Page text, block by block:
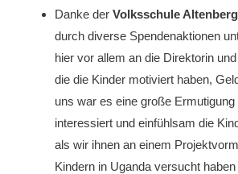
Danke derVolksschule
durch diverse Spendenaktionen
hier vor allem an die Direktorin
die die Kinder motiviert haben,
uns war es eine große
interessiert und einfühlsam die
als wir ihnen an einem
Kindern in Uganda versucht